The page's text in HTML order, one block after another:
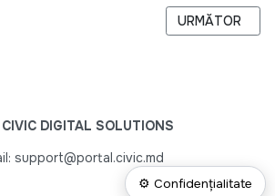
AGENDA CJI PENTRU LUNA IULIE
ARTICOLUL
URMĂTOR
DIGITAL SOLUTIONS
support@portal.civic.md
⚙ Confidențialitate